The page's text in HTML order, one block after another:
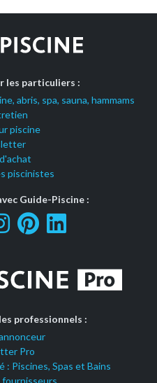
les particuliers :
abris, spa, sauna, hammams
piscine
piscinistes
Guide-Piscine :
professionnels :
Pro
: Piscines, Spas et Bains